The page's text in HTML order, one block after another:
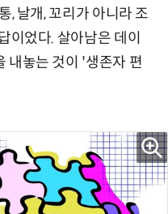
, 날개, 꼬리가 아니라 조
이었다. 살아남은 데이
내놓는 것이 '생존자 편